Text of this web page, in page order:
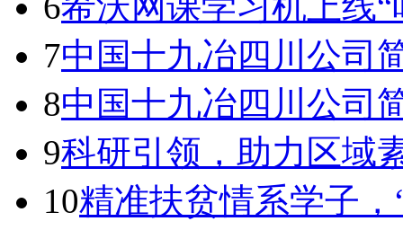
7中国十九冶四川公司
8中国十九冶四川公司
9科研引领，助力区域
10精准扶贫情系学子，